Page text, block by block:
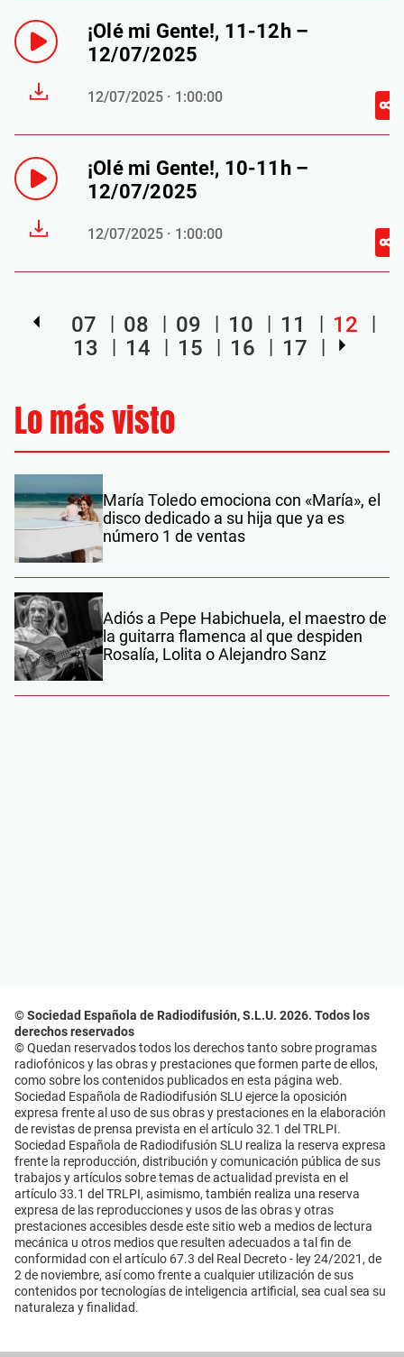
¡Olé mi Gente!, 11-12h –
12/07/2025
12/07/2025 · 1:00:00
¡Olé mi Gente!, 10-11h –
12/07/2025
12/07/2025 · 1:00:00
07 08 09 10 11
12
13
14 15 16 17
Lo más visto
María Toledo emociona con «María», el
disco dedicado a su hija que ya es
número 1 de ventas
Adiós a Pepe Habichuela, el maestro de
la guitarra flamenca al que despiden
Rosalía, Lolita o Alejandro Sanz
© Sociedad Española de Radiodifusión, S.L.U. 2026. Todos los
derechos reservados
© Quedan reservados todos los derechos tanto sobre programas
radiofónicos y las obras y prestaciones que formen parte de ellos,
como sobre los contenidos publicados en esta página web.
Sociedad Española de Radiodifusión SLU ejerce la oposición
expresa frente al uso de sus obras y prestaciones en la elaboración
de revistas de prensa prevista en el artículo 32.1 del TRLPI.
Sociedad Española de Radiodifusión SLU realiza la reserva expresa
frente la reproducción, distribución y comunicación pública de sus
trabajos y artículos sobre temas de actualidad prevista en el
artículo 33.1 del TRLPI, asimismo, también realiza una reserva
expresa de las reproducciones y usos de las obras y otras
prestaciones accesibles desde este sitio web a medios de lectura
mecánica u otros medios que resulten adecuados a tal fin de
conformidad con el artículo 67.3 del Real Decreto - ley 24/2021, de
2 de noviembre, así como frente a cualquier utilización de sus
contenidos por tecnologías de inteligencia artificial, sea cual sea su
naturaleza y finalidad.